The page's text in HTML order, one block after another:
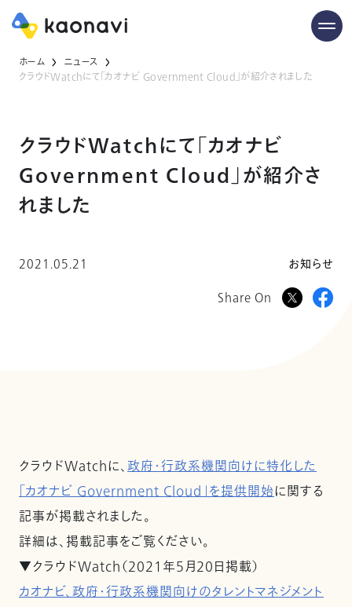
ホーム
ニュース
クラウドWatchにて「カオナビ Government Cloud」が紹介されました
クラウドWatchにて「カオナビ
Government Cloud」が紹介さ
れました
2021.05.21 お知らせ
Share On
クラウドWatchに、政府・行政系機関向けに特化した
「カオナビ Government Cloud」を提供開始に関する
記事が掲載されました。
詳細は、掲載記事をご覧ください。
▼クラウドWatch（2021年5月20日掲載）
カオナビ、政府・行政系機関向けのタレントマネジメント